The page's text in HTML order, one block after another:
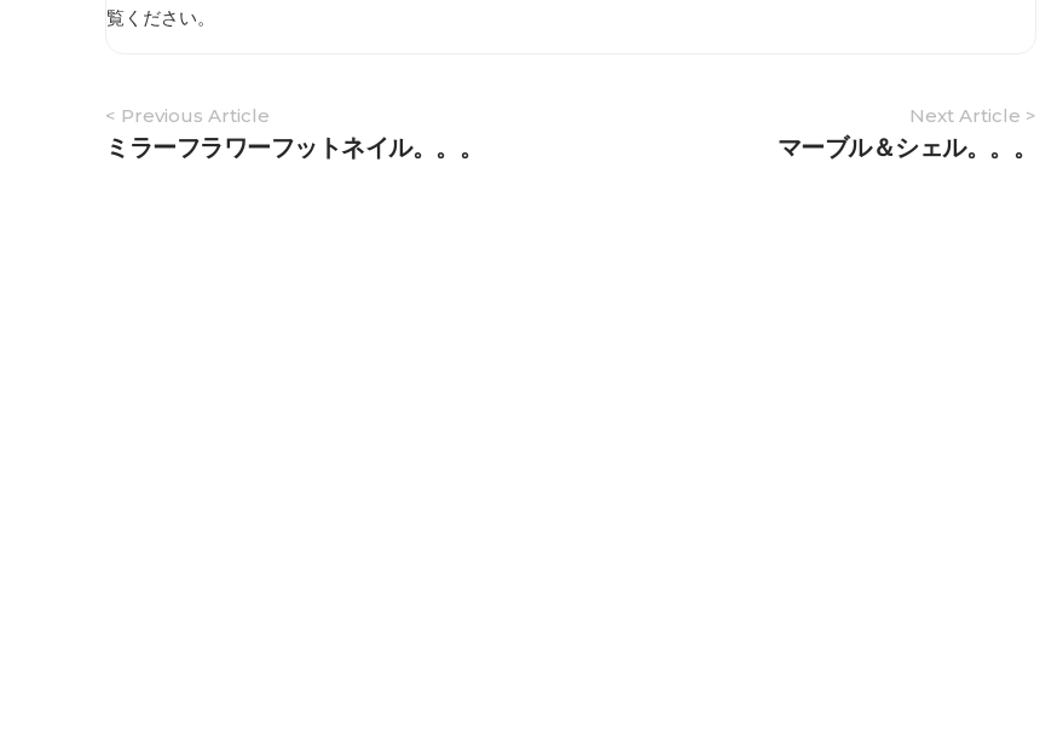
覧ください。
Article
Navigation
< Previous Article
ミラーフラワーフットネイル。。。
Next Article >
マーブル＆シェル。。。